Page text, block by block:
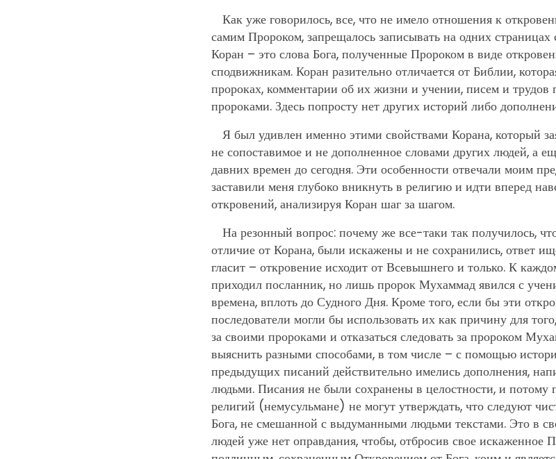
Как уже говорилось, все, что не имело отношения к
самим Пророком, запрещалось записывать на одних страницах
Коран – это слова Бога, полученные Пророком в виде
сподвижникам. Коран разительно отличается от Библии,
пророках, комментарии об их жизни и учении, писем и трудов
пророками. Здесь попросту нет других историй либо
Я был удивлен именно этими свойствами Корана, который
не сопоставимое и не дополненное словами других людей, а
давних времен до сегодня. Эти особенности отвечали моим
заставили меня глубоко вникнуть в религию и идти вперед
откровений, анализируя Коран шаг за шагом.
На резонный вопрос: почему же все-таки так получилось,
отличие от Корана, были искажены и не сохранились, ответ
гласит – откровение исходит от Всевышнего и только. К
приходил посланник, но лишь пророк Мухаммад явился с
времена, вплоть до Судного Дня. Кроме того, если бы эти
последователи могли бы использовать их как причину для
за своими пророками и отказаться следовать за пророком
выяснить разными способами, в том числе – с помощью
предыдущих писаний действительно имелись дополнения,
людьми. Писания не были сохранены в целостности, и потому
религий (немусульмане) не могут утверждать, что следуют
Бога, не смешанной с выдуманными людьми текстами. Это в
людей уже нет оправдания, чтобы, отбросив свое искаженное